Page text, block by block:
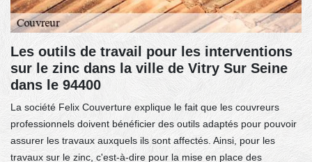
Les outils de travail pour les interventions
sur le zinc dans la ville de Vitry Sur Seine
dans le 94400
La société Felix Couverture explique le fait que les couvreurs
professionnels doivent bénéficier des outils adaptés pour pouvoir
assurer les travaux auxquels ils sont affectés. Ainsi, pour les
travaux sur le zinc, c'est-à-dire pour la mise en place des